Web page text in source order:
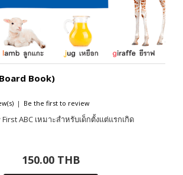
Book)
| Be the first to review
ABC เหมาะสำหรับเด็กตั้งแต่แรกเกิด
150.00 THB